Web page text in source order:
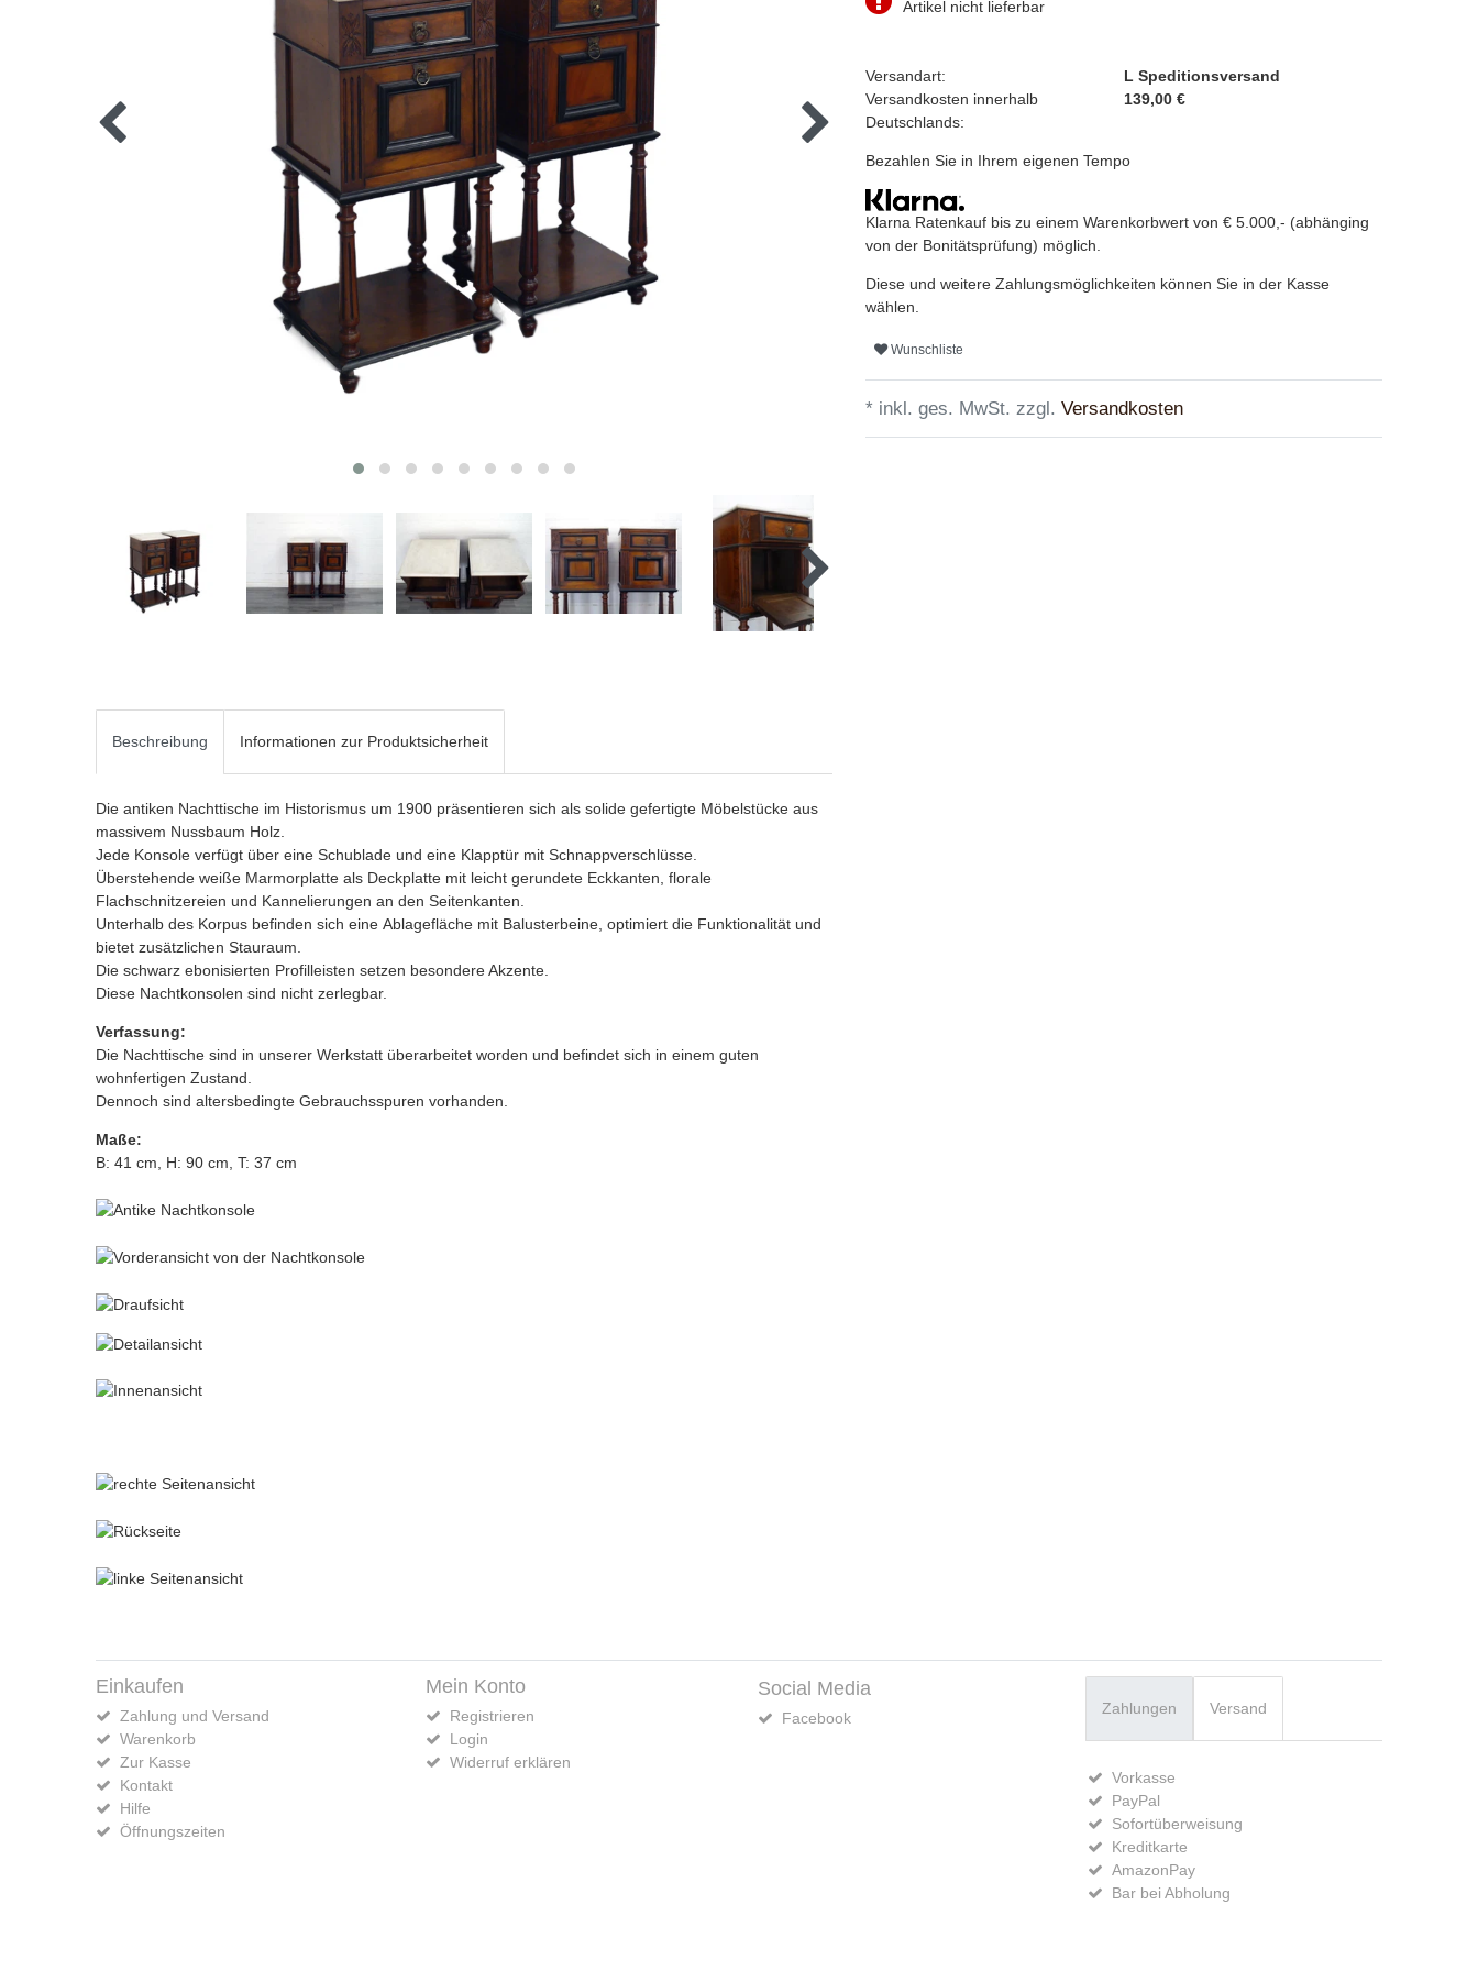
Artikel nicht lieferbar
Versandart:
L Speditionsversand
Versandkosten innerhalb
Deutschlands:
139,00 €
Bezahlen Sie in Ihrem eigenen Tempo
Klarna Ratenkauf bis zu einem Warenkorbwert von € 5.000,- (abhänging
von der Bonitätsprüfung) möglich.
Diese und weitere Zahlungsmöglichkeiten können Sie in der Kasse
wählen.
Wunschliste
* inkl. ges. MwSt. zzgl. Versandkosten
Beschreibung Informationen zur Produktsicherheit
Die antiken Nachttische im Historismus um 1900 präsentieren sich als solide gefertigte Möbelstücke aus
massivem Nussbaum Holz.
Jede Konsole verfügt über eine Schublade und eine Klapptür mit Schnappverschlüsse.
Überstehende weiße Marmorplatte als Deckplatte mit leicht gerundete Eckkanten, florale
Flachschnitzereien und Kannelierungen an den Seitenkanten.
Unterhalb des Korpus befinden sich eine Ablagefläche mit Balusterbeine, optimiert die Funktionalität und
bietet zusätzlichen Stauraum.
Die schwarz ebonisierten Profilleisten setzen besondere Akzente.
Diese Nachtkonsolen sind nicht zerlegbar.
Verfassung:
Die Nachttische sind in unserer Werkstatt überarbeitet worden und befindet sich in einem guten
wohnfertigen Zustand.
Dennoch sind altersbedingte Gebrauchsspuren vorhanden.
Maße:
B: 41 cm, H: 90 cm, T: 37 cm
Einkaufen
Zahlung und Versand
Warenkorb
Zur Kasse
Kontakt
Hilfe
Öffnungszeiten
Mein Konto
Registrieren
Login
Widerruf erklären
Social Media
Facebook
Zahlungen Versand
Vorkasse
PayPal
Sofortüberweisung
Kreditkarte
AmazonPay
Bar bei Abholung